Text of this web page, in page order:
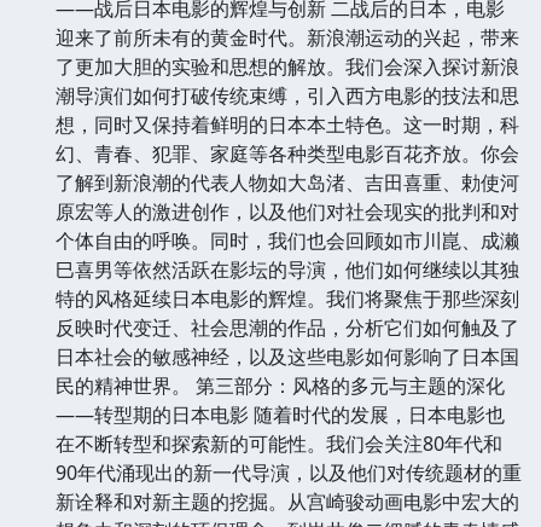
——战后日本电影的辉煌与创新 二战后的日本，电影
迎来了前所未有的黄金时代。新浪潮运动的兴起，带来
了更加大胆的实验和思想的解放。我们会深入探讨新浪
潮导演们如何打破传统束缚，引入西方电影的技法和思
想，同时又保持着鲜明的日本本土特色。这一时期，科
幻、青春、犯罪、家庭等各种类型电影百花齐放。你会
了解到新浪潮的代表人物如大岛渚、吉田喜重、勅使河
原宏等人的激进创作，以及他们对社会现实的批判和对
个体自由的呼唤。同时，我们也会回顾如市川崑、成濑
巳喜男等依然活跃在影坛的导演，他们如何继续以其独
特的风格延续日本电影的辉煌。我们将聚焦于那些深刻
反映时代变迁、社会思潮的作品，分析它们如何触及了
日本社会的敏感神经，以及这些电影如何影响了日本国
民的精神世界。 第三部分：风格的多元与主题的深化
——转型期的日本电影 随着时代的发展，日本电影也
在不断转型和探索新的可能性。我们会关注80年代和
90年代涌现出的新一代导演，以及他们对传统题材的重
新诠释和对新主题的挖掘。从宫崎骏动画电影中宏大的